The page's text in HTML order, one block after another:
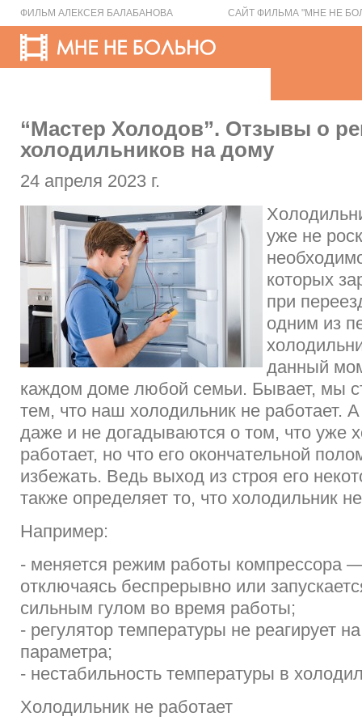
ФИЛЬМ АЛЕКСЕЯ БАЛАБАНОВА САЙТ ФИЛЬМА "МНЕ НЕ
“Мастер Холодов”. Отзывы о
холодильников на дому
24 апреля 2023 г.
уже не
которых
при
одним из
данный
каждом доме любой семьи. Бывает, мы
тем, что наш холодильник не работает.
даже и не догадываются о том, что уже
работает, но что его окончательной
избежать. Ведь выход из строя его
также определяет то, что холодильник
Например:
- меняется режим работы компрессора
отключаясь беспрерывно или
сильным гулом во время работы;
- регулятор температуры не реагирует
параметра;
- нестабильность температуры в
Холодильник не работает